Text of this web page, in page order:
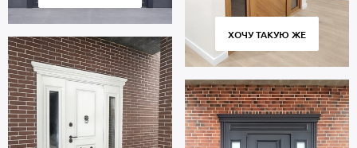
ХОЧУ ТАКУЮ ЖЕ